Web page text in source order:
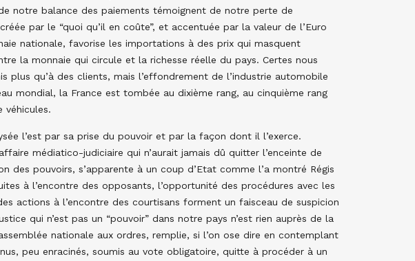
notre balance des paiements témoignent de notre perte de
par le “quoi qu’il en coûte”, et accentuée par la valeur de l’Euro
nationale, favorise les importations à des prix qui masquent
la monnaie qui circule et la richesse réelle du pays. Certes nous
plus qu’à des clients, mais l’effondrement de l’industrie automobile
mondial, la France est tombée au dixième rang, au cinquième rang
véhicules.
l’est par sa prise du pouvoir et par la façon dont il l’exerce.
médiatico-judiciaire qui n’aurait jamais dû quitter l’enceinte de
des pouvoirs, s’apparente à un coup d’Etat comme l’a montré Régis
à l’encontre des opposants, l’opportunité des procédures avec les
actions à l’encontre des courtisans forment un faisceau de suspicion
qui n’est pas un “pouvoir” dans notre pays n’est rien auprès de la
nationale aux ordres, remplie, si l’on ose dire en contemplant
peu enracinés, soumis au vote obligatoire, quitte à procéder à un